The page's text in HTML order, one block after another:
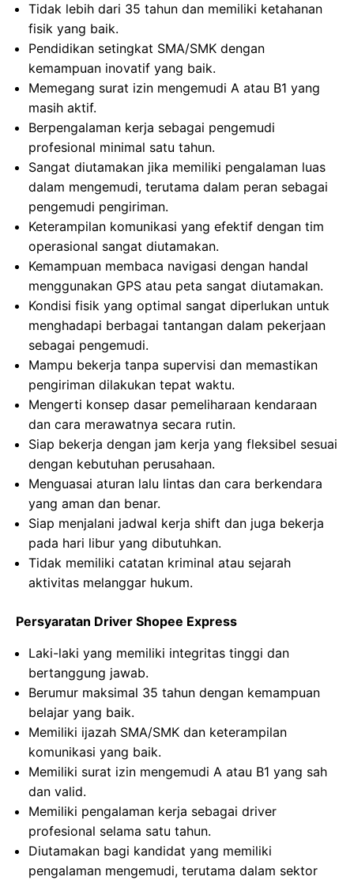
Tidak lebih dari 35 tahun dan memiliki ketahanan
fisik yang baik.
Pendidikan setingkat SMA/SMK dengan
kemampuan inovatif yang baik.
Memegang surat izin mengemudi A atau B1 yang
masih aktif.
Berpengalaman kerja sebagai pengemudi
profesional minimal satu tahun.
Sangat diutamakan jika memiliki pengalaman luas
dalam mengemudi, terutama dalam peran sebagai
pengemudi pengiriman.
Keterampilan komunikasi yang efektif dengan tim
operasional sangat diutamakan.
Kemampuan membaca navigasi dengan handal
menggunakan GPS atau peta sangat diutamakan.
Kondisi fisik yang optimal sangat diperlukan untuk
menghadapi berbagai tantangan dalam pekerjaan
sebagai pengemudi.
Mampu bekerja tanpa supervisi dan memastikan
pengiriman dilakukan tepat waktu.
Mengerti konsep dasar pemeliharaan kendaraan
dan cara merawatnya secara rutin.
Siap bekerja dengan jam kerja yang fleksibel sesuai
dengan kebutuhan perusahaan.
Menguasai aturan lalu lintas dan cara berkendara
yang aman dan benar.
Siap menjalani jadwal kerja shift dan juga bekerja
pada hari libur yang dibutuhkan.
Tidak memiliki catatan kriminal atau sejarah
aktivitas melanggar hukum.
Persyaratan Driver Shopee Express
Laki-laki yang memiliki integritas tinggi dan
bertanggung jawab.
Berumur maksimal 35 tahun dengan kemampuan
belajar yang baik.
Memiliki ijazah SMA/SMK dan keterampilan
komunikasi yang baik.
Memiliki surat izin mengemudi A atau B1 yang sah
dan valid.
Memiliki pengalaman kerja sebagai driver
profesional selama satu tahun.
Diutamakan bagi kandidat yang memiliki
pengalaman mengemudi, terutama dalam sektor